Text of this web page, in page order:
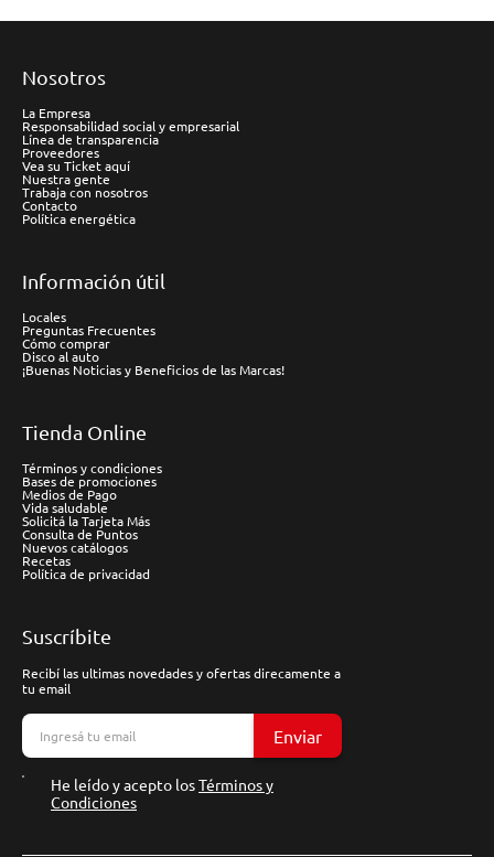
Nosotros
La Empresa
Responsabilidad social y empresarial
Línea de transparencia
Proveedores
Vea su Ticket aquí
Nuestra gente
Trabaja con nosotros
Contacto
Política energética
Información útil
Locales
Preguntas Frecuentes
Cómo comprar
Disco al auto
¡Buenas Noticias y Beneficios de las Marcas!
Tienda Online
Términos y condiciones
Bases de promociones
Medios de Pago
Vida saludable
Solicitá la Tarjeta Más
Consulta de Puntos
Nuevos catálogos
Recetas
Política de privacidad
Suscríbite
Recibí las ultimas novedades y ofertas direcamente a
tu email
Enviar
He leído y acepto losTérminos y
Condiciones